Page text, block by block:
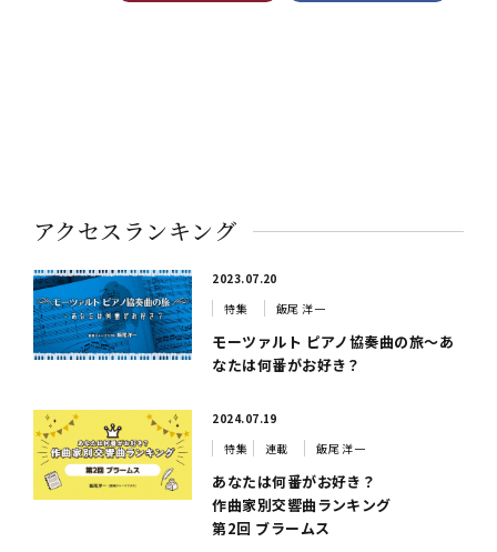
アクセスランキング
2023.07.20
特集
飯尾 洋一
モーツァルト ピアノ協奏曲の旅～あ
なたは何番がお好き？
2024.07.19
特集
連載 飯尾 洋一
あなたは何番がお好き？
作曲家別交響曲ランキング
第2回 ブラームス